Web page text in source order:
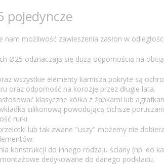
pojedyncze
możliwość zawieszenia zasłon w odległości
Ø25 odznaczają się dużą odpornością na
wszystkie elementy karnisza pokryte są
oraz odporność na korozję przez długie lata.
klasyczne kółka z żabkami lub
silikonową powodującą cichsze
rurki.
lub tak zwane "uszy" możemy nie
konstrukcji do innego rodzaju ściany (np. do
dedykowane do danego podkładu.